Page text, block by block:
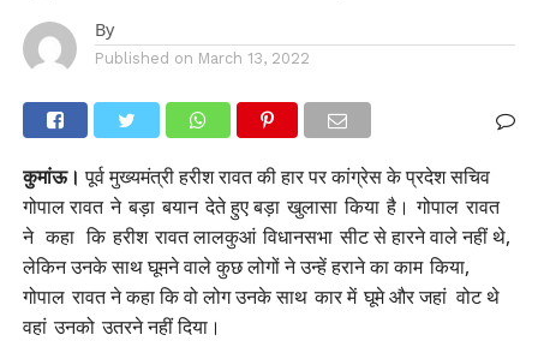
By
Published on March 13, 2022
कुमांऊ। पूर्व मुख्यमंत्री हरीश रावत की हार पर कांग्रेस के प्रदेश सचिव
गोपाल रावत ने बड़ा बयान देते हुए बड़ा खुलासा किया है। गोपाल रावत
ने कहा कि हरीश रावत लालकुआं विधानसभा सीट से हारने वाले नहीं थे,
लेकिन उनके साथ घूमने वाले कुछ लोगों ने उन्हें हराने का काम किया,
गोपाल रावत ने कहा कि वो लोग उनके साथ कार में घूमे और जहां वोट थे
वहां उनको उतरने नहीं दिया।